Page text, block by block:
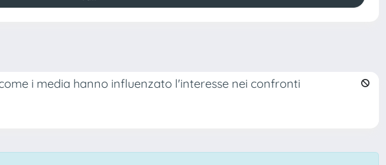
i media hanno influenzato l'interesse nei confronti